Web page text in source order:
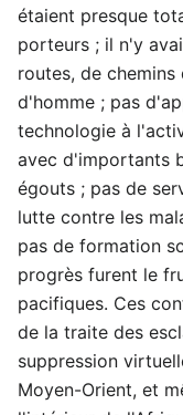
étaient presque
porteurs ; il n'y
routes, de
d'homme ; pas
technologie à
avec d'importants
égouts ; pas de
lutte contre les
pas de formation
progrès furent le
pacifiques. Ces
de la traite des
suppression
Moyen-Orient, et